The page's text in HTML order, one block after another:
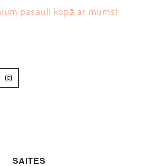
pasauli kopā ar mums!
SAITES